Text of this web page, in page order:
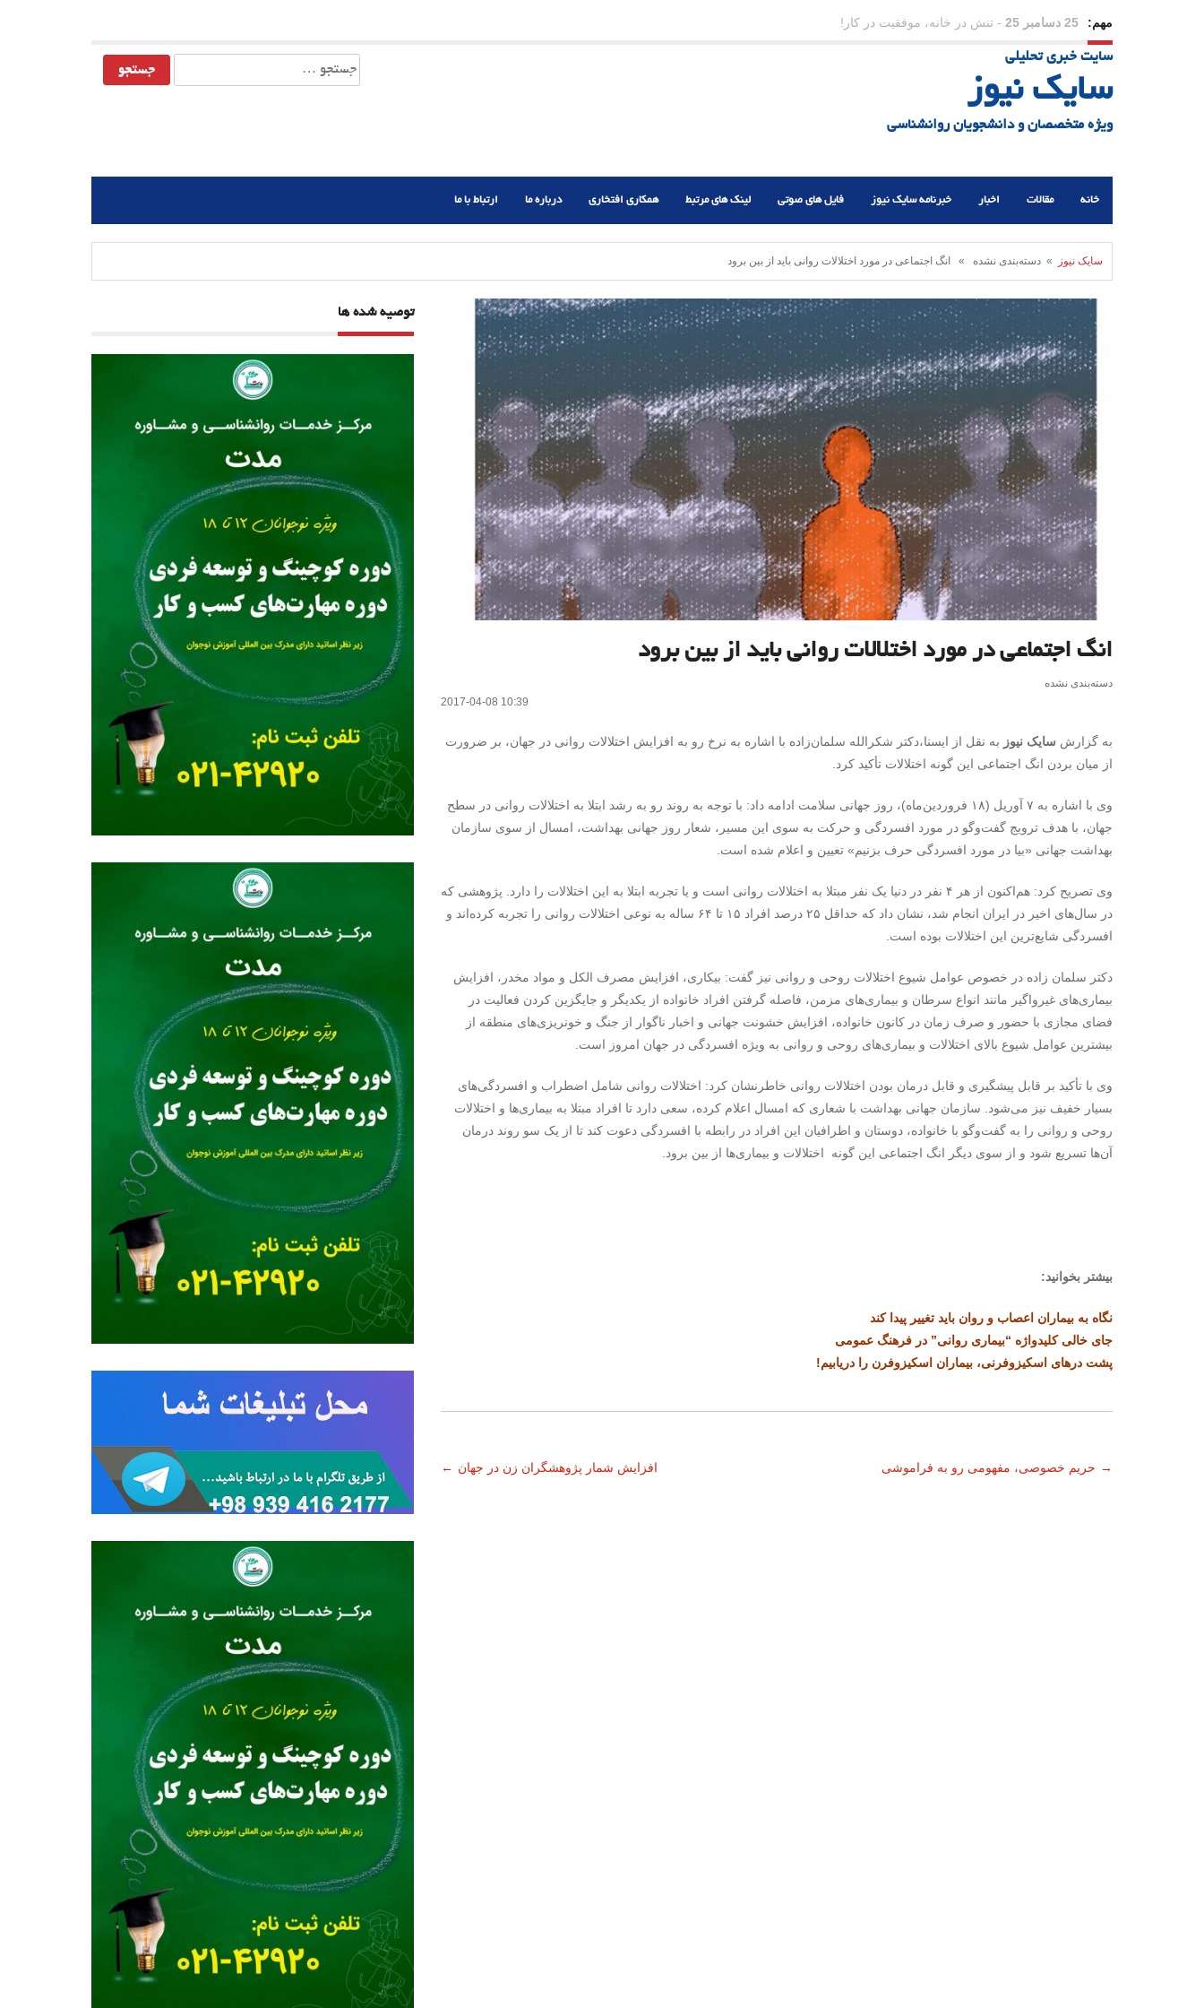
مهم: 23 دسامبر 25 - چرا اراده می‌کنیم ولی شکست می‌خوریم؟
21 دسامبر 25
سایت خبری تحلیلی
سایک نیوز
ویژه متخصصان و دانشجویان روانشناسی
جستجو
برای:
خانه مقالات اخبار خبرنامه سایک نیوز فایل های صوتی لینک های مرتبط همکاری افتخاری درباره ما ارتباط با ما
سایک نیوز » دسته‌بندی نشده » انگ اجتماعی در مورد اختلالات روانی باید از بین برود
انگ اجتماعی در مورد اختلالات روانی باید از بین برود
دسته‌بندی نشده
2017-04-08 10:39
به گزارش سایک نیوز به نقل از ایسنا،دکتر شکرالله سلمان‌زاده با اشاره به نرخ رو به افزایش اختلالات روانی در جهان، بر ضرورت
از میان بردن انگ اجتماعی این گونه اختلالات تأکید کرد.
وی با اشاره به ۷ آوریل (۱۸ فروردین‌ماه)، روز جهانی سلامت ادامه داد: با توجه به روند رو به رشد ابتلا به اختلالات روانی در سطح
جهان، با هدف ترویج گفت‌وگو در مورد افسردگی و حرکت به سوی این مسیر، شعار روز جهانی بهداشت، امسال از سوی سازمان
بهداشت جهانی «بیا در مورد افسردگی حرف بزنیم» تعیین و اعلام شده است.
وی تصریح کرد: هم‌اکنون از هر ۴ نفر در دنیا یک نفر مبتلا به اختلالات روانی است و یا تجربه ابتلا به این اختلالات را دارد. پژوهشی که
در سال‌های اخیر در ایران انجام شد، نشان داد که حداقل ۲۵ درصد افراد ۱۵ تا ۶۴ ساله به نوعی اختلالات روانی را تجربه کرده‌اند و
افسردگی شایع‌ترین این اختلالات بوده است.
دکتر سلمان زاده در خصوص عوامل شیوع اختلالات روحی و روانی نیز گفت: بیکاری، افزایش مصرف الکل و مواد مخدر، افزایش
بیماری‌های غیرواگیر مانند انواع سرطان و بیماری‌های مزمن، فاصله گرفتن افراد خانواده از یکدیگر و جایگزین کردن فعالیت در
فضای مجازی با حضور و صرف زمان در کانون خانواده، افزایش خشونت جهانی و اخبار ناگوار از جنگ و خونریزی‌های منطقه از
بیشترین عوامل شیوع بالای اختلالات و بیماری‌های روحی و روانی به ویژه افسردگی در جهان امروز است.
وی با تأکید بر قابل پیشگیری و قابل درمان بودن اختلالات روانی خاطرنشان کرد: اختلالات روانی شامل اضطراب و افسردگی‌های
بسیار خفیف نیز می‌شود. سازمان جهانی بهداشت با شعاری که امسال اعلام کرده، سعی دارد تا افراد مبتلا به بیماری‌ها و اختلالات
روحی و روانی را به گفت‌وگو با خانواده، دوستان و اطرافیان این افراد در رابطه با افسردگی دعوت کند تا از یک سو روند درمان
آن‌ها تسریع شود و از سوی دیگر انگ اجتماعی این گونه اختلالات و بیماری‌ها از بین برود.
بیشتر بخوانید:
نگاه به بیماران اعصاب و روان باید تغییر پیدا کند
جای خالی کلیدواژه “بیماری روانی” در فرهنگ عمومی
پشت درهای اسکیزوفرنی، بیماران اسکیزوفرن را دریابیم!
ناوبری
← افزایش شمار پژوهشگران زن در جهان حریم خصوصی، مفهومی رو به فراموشی →
توصیه شده ها